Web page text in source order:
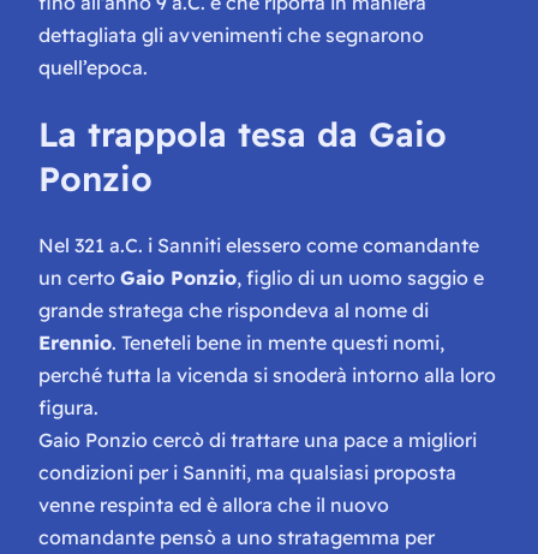
dettagliata gli avvenimenti che segnarono
quell’epoca.
La trappola tesa da Gaio
Ponzio
Nel 321 a.C. i Sanniti elessero come comandante
un certo Gaio Ponzio, figlio di un uomo saggio e
grande stratega che rispondeva al nome di
Erennio. Teneteli bene in mente questi nomi,
perché tutta la vicenda si snoderà intorno alla loro
figura.
Gaio Ponzio cercò di trattare una pace a migliori
condizioni per i Sanniti, ma qualsiasi proposta
venne respinta ed è allora che il nuovo
comandante pensò a uno stratagemma per